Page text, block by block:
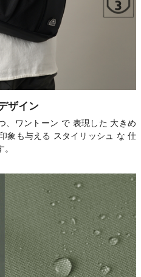
ザイン
、ワントーン で 表現した 大きめ
象も与える スタイリッシュ な 仕